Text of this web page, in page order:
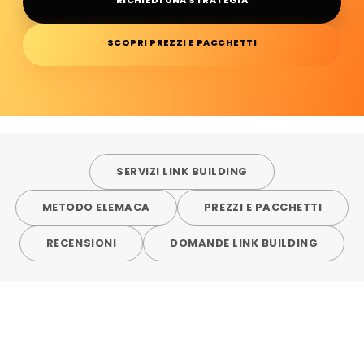
SCOPRI PREZZI E PACCHETTI
SERVIZI LINK BUILDING
METODO ELEMACA PREZZI E PACCHETTI
RECENSIONI DOMANDE LINK BUILDING